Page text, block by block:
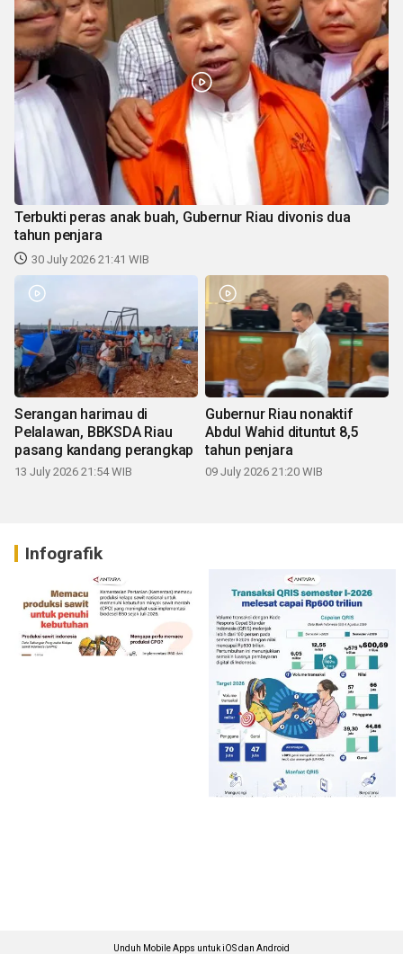
Terbukti peras anak buah, Gubernur Riau divonis dua
tahun penjara
30 July 2026 21:41 WIB
Serangan harimau di
Pelalawan, BBKSDA Riau
pasang kandang perangkap
13 July 2026 21:54 WIB
Gubernur Riau nonaktif
Abdul Wahid dituntut 8,5
tahun penjara
09 July 2026 21:20 WIB
Infografik
Unduh Mobile Apps untuk iOS dan Android